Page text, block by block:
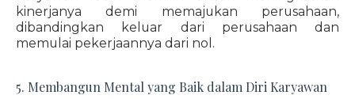
kinerjanya demi memajukan perusahaan,
dibandingkan keluar dari perusahaan dan
memulai pekerjaannya dari nol.
5. Membangun Mental yang Baik dalam Diri Karyawan